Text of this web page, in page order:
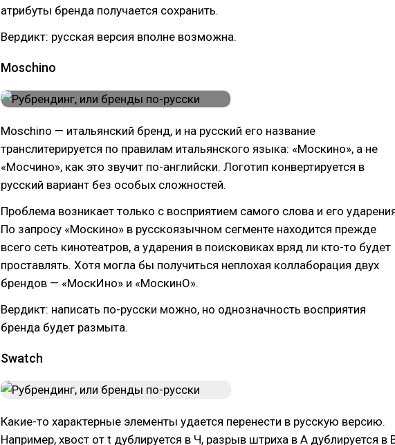
атрибуты бренда получается сохранить.
Вердикт: русская версия вполне возможна.
Moschino
Moschino — итальянский бренд, и на русский его название
транслитерируется по правилам итальянского языка: «Москино», а не
«Мосчино», как это звучит по-английски. Логотип конвертируется в
русский вариант без особых сложностей.
Проблема возникает только с восприятием самого слова и его
По запросу «Москино» в русскоязычном сегменте находится прежде
всего сеть кинотеатров, а ударения в поисковиках вряд ли кто-то будет
проставлять. Хотя могла бы получиться неплохая коллаборация двух
брендов — «МоскИно» и «МоскинО».
Вердикт: написать по-русски можно, но однозначность восприятия
бренда будет размыта.
Swatch
Какие-то характерные элементы удается перенести в русскую версию.
Например, хвост от t дублируется в Ч, разрыв штриха в А дублируется в